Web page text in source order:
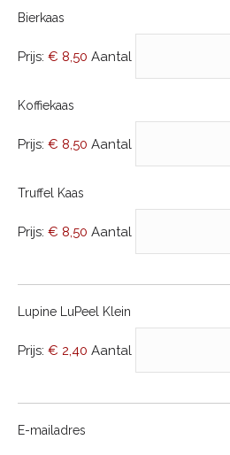
Bierkaas
Prijs: € 8,50 Aantal
Koffiekaas
Prijs: € 8,50 Aantal
Truffel Kaas
Prijs: € 8,50 Aantal
Lupine LuPeel Klein
Prijs: € 2,40 Aantal
E-mailadres